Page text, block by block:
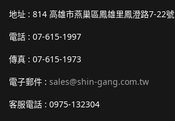
地址 : 814 高雄市燕巢區鳳雄里鳳澄路7-22號
電話 : 07-615-1997
傳真 : 07-615-1973
電子郵件 : sales@shin-gang.com.tw
客服電話 : 0975-132304